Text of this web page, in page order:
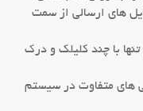
های ارسالی از سمت
تنها با چند کلیلک و درک
های متفاوت در سیستم